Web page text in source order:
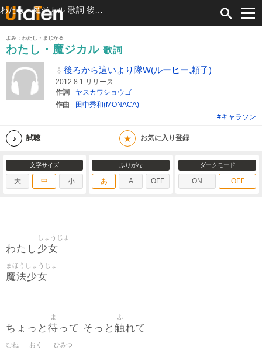
よみ：わたし・まじかる
わたし・魔ジカル 歌詞
後ろから這いより隊W(ルーヒー,頼子)
2012.8.1 リリース
作詞
ヤスカワショウゴ
作曲
田中秀和(MONACA)
#キャラソン
試聴 ★ お気に入り登録
文字サイズ
大 中 小
ふりがな
あ A OFF
ダークモード
ON OFF
わたし 少女
しょうじょ
魔法少女
まほうしょうじょ
ちょっと 待
ま
って そっと 触
ふ
れて
むね おく ひみつ